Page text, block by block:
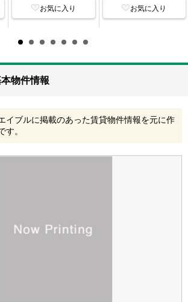
お気に入り お気に入り
物件情報
イブルに掲載のあった賃貸物件情報を元に作
す。